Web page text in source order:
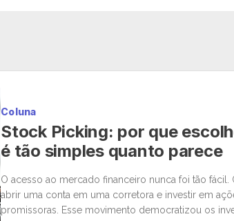
Coluna
Stock Picking: por que
é tão simples quanto parece
O acesso ao mercado financeiro nunca foi tão
abrir uma conta em uma corretora e investir em
promissoras. Esse movimento democratizou os